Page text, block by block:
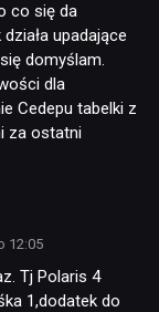
co się da
upadające
domyślam.
dla
Cedepu tabelki z
za ostatni
12:05
Tj Polaris 4
1,dodatek do